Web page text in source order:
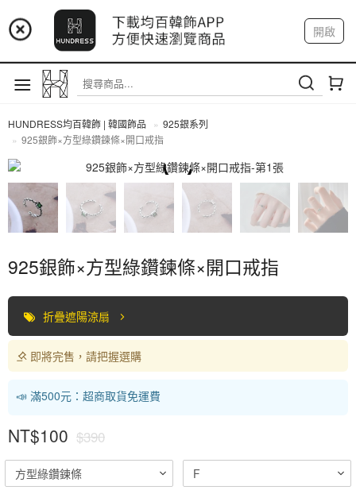
📢 市集預告：9/4-9/6 淡水捷運站
📢 市集預告：9/12-9/13 八里海巡基地
📢 市集預告：8/22-8/23 桃園青埔置地廣場
開啟
註冊 我的帳戶
HUNDRESS均百韓飾 | 韓國飾品
925銀系列
925銀飾×方型綠鑽鍊條×開口戒指
925銀系列
925銀飾×方型綠鑽鍊條×開口戒指
折疊遮陽涼扇
即將完售，請把握選購
📣 滿500元：超商取貨免運費
NT$100 $390
方型綠鑽鍊條 F